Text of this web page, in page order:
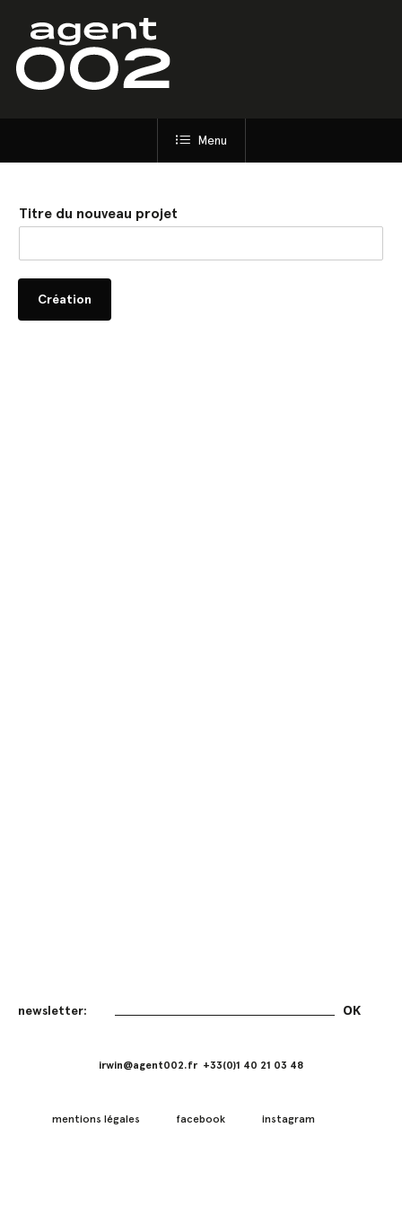
main
content
Menu
Titre du nouveau projet
Création
irwin@agent002.fr +33(0)1 40 21 03 48
mentions légales facebook instagram